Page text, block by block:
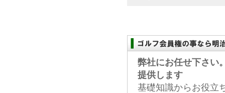
弊社にお任せ下さい
提供します
基礎知識からお役立